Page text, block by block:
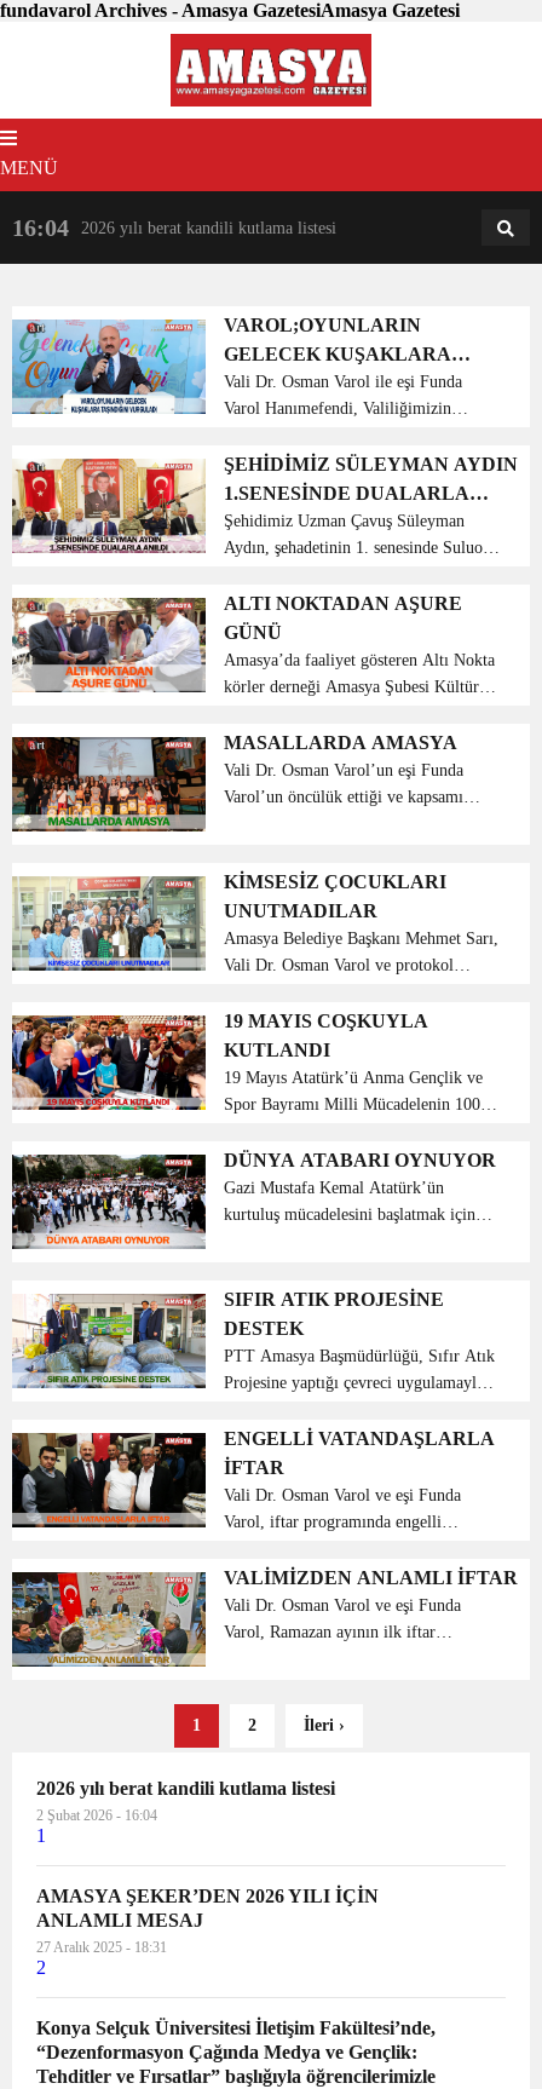
fundavarol Archives - Amasya GazetesiAmasya Gazetesi
MENÜ
16:04 2026 yılı berat kandili kutlama listesi 18:31
VAROL;OYUNLARIN
GELECEK KUŞAKLARA
TAŞINDIĞINI VURGULADI
Vali Dr. Osman Varol ile eşi Funda
Varol Hanımefendi, Valiliğimizin
Çocuk Oyunları Şenliği etkinliğinde
öğrencilerle bir araya geldiler. Aile
Çalışma ve Sosyal ...
ŞEHİDİMİZ SÜLEYMAN AYDIN
1.SENESİNDE DUALARLA
ANILDI
Şehidimiz Uzman Çavuş Süleyman
Aydın, şehadetinin 1. senesinde Suluova
programında dualarla anıldı. Programa,
Vali Dr. Osman Varol ile eşi Funda
Varol Hanımefendi, Ga...
ALTI NOKTADAN AŞURE
GÜNÜ
Amasya’da faaliyet gösteren Altı Nokta
körler derneği Amasya Şubesi Kültür ve
Muharrem ayı olması nedeni ile
Amasya Belediyesi Engelsiz Yaşam
Parkında Aşure Günü Etkinliğ...
MASALLARDA AMASYA
Vali Dr. Osman Varol’un eşi Funda
Varol’un öncülük ettiği ve kapsamı
ilimizdeki ilkokul 3. ve 4. sınıf
öğrencileri için 8 çeşit masal...
KİMSESİZ ÇOCUKLARI
UNUTMADILAR
Amasya Belediye Başkanı Mehmet Sarı,
Vali Dr. Osman Varol ve protokol
çocuklarımızla bayram kahvaltısında
buluştular. Bayram günleri
sevdiklerimizle birlikte hasret gide...
19 MAYIS COŞKUYLA
KUTLANDI
19 Mayıs Atatürk’ü Anma Gençlik ve
Spor Bayramı Milli Mücadelenin 100.
Cumhuriyetimizin kurucusu Gazi
Mustafa Kemal Atatürk’ün 19 Mayıs
1919’da Milli Mücadele’yi b...
DÜNYA ATABARI OYNUYOR
Gazi Mustafa Kemal Atatürk’ün
kurtuluş mücadelesini başlatmak için
19 ülkede eş zamanlı olarak “Dünya
Atabarı Oynuyor” pro...
SIFIR ATIK PROJESİNE
DESTEK
PTT Amasya Başmüdürlüğü, Sıfır Atık
Projesine yaptığı çevreci uygulamayla
merkezlerde 4125 kilo atık toplanarak
geri dönüşüme kazandırıldı.
Cumhurbaşkanımız Sayı...
ENGELLİ VATANDAŞLARLA
İFTAR
Vali Dr. Osman Varol ve eşi Funda
Varol, iftar programında engelli
Amasya Aile Çalışma ve Sosyal
Hizmetler İl Müdürlüğü’nün 10-16
Mayıs Engelliler Haftası dolayısıyl...
VALİMİZDEN ANLAMLI İFTAR
Vali Dr. Osman Varol ve eşi Funda
Varol, Ramazan ayının ilk iftar
Aile Çalışma ve Sosyal Hizmetler İl
1 2 İleri ›
2026 yılı berat kandili kutlama listesi
2 Şubat 2026 - 16:04
1
AMASYA ŞEKER’DEN 2026 YILI İÇİN
ANLAMLI MESAJ
27 Aralık 2025 - 18:31
2
Konya Selçuk Üniversitesi İletişim Fakültesi’nde,
“Dezenformasyon Çağında Medya ve Gençlik:
Tehditler ve Fırsatlar” başlığıyla öğrencilerimizle